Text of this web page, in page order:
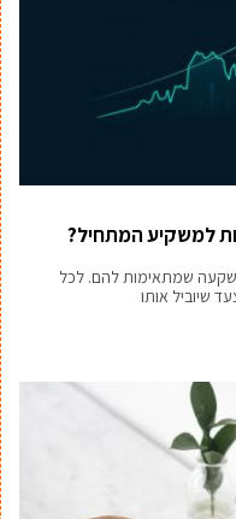
למשקיע המתחיל?
שמתאימות להם. לכל
שיוביל אותו